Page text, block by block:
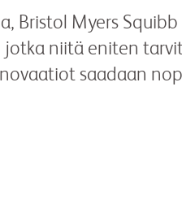
Bristol Myers
niitä eniten
saadaan